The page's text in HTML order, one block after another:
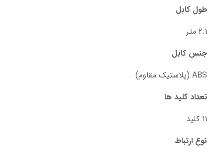
طول کابل
2.1 متر
جنس کابل
ABS (پلاستیک مقاوم)
تعداد کلید ها
11 کلید
نوع ارتباط